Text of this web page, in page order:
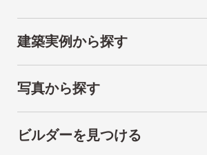
建築実例から探す
写真から探す
ビルダーを見つける